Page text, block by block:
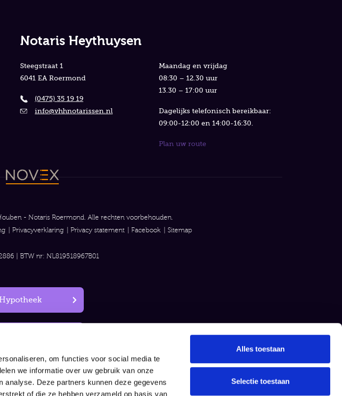
om functies voor social media te
we informatie over uw gebruik van onze
Deze partners kunnen deze gegevens
of die ze hebben verzameld op basis van
Alles toestaan
Selectie toestaan
Notaris Heythuysen
Steegstraat 1
6041 EA Roermond
(0475) 35 19 19
info@vhhnotarissen.nl
Maandag en vrijdag
08:30 – 12.30 uur
13.30 – 17:00 uur
Dagelijks telefonisch bereikbaar:
09:00-12:00 en 14:00-16:30.
Plan uw route
- Notaris Roermond. Alle rechten voorbehouden.
Privacyverklaring Privacy statement Facebook Sitemap
| BTW nr: NL819518967B01
Beroep